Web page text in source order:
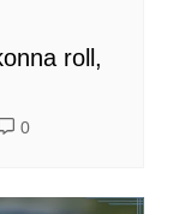
roll,
0